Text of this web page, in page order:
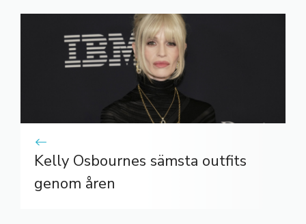
Kelly Osbournes sämsta outfits
genom åren